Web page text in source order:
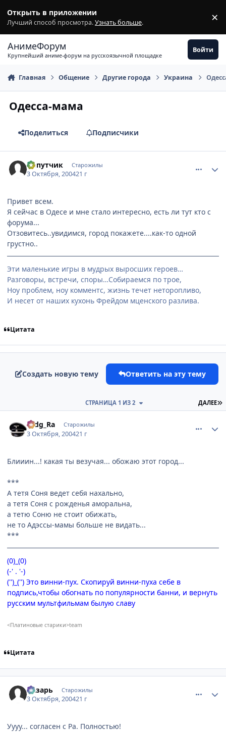
Открыть в приложении
Лучший способ просмотра.Узнать больше. ×
АнимеФорум
Крупнейший аниме-форум на русскоязычной площадке
Войти
Главная Общение Другие города Украина
Одесса-мама
Поделиться Подписчики
Попутчик Старожилы
3 Октября, 200421 г
Привет всем.
Я сейчас в Одесе и мне стало интересно, есть ли тут кто с
форума...
Отзовитесь..увидимся, город покажете....как-то одной
грустно..
Эти маленькие игры в мудрых выросших героев…
Разговоры, встречи, споры…Собираемся по трое,
Ноу проблем, ноу комментс, жизнь течет неторопливо,
И несет от наших кухонь Фрейдом мценского разлива.
Цитата
Создать новую тему Ответить на эту тему
ДАЛЕЕ
СТРАНИЦА 1 ИЗ 2
Hidg_Ra Старожилы
3 Октября, 200421 г
Блииин...! какая ты везучая... обожаю этот город...
***
А тетя Соня ведет себя нахально,
а тетя Соня с рожденья аморальна,
а тетю Соню не стоит обижать,
не то Адэссы-мамы больше не видать...
***
(0)_(0)
(-' . '-)
('')_('') Это винни-пух. Скопируй винни-пуха себе в
подпись,чтобы обогнать по популярности банни, и вернуть
русским мультфильмам былую славу
<Платиновые старики>team
Цитата
Лазарь Старожилы
3 Октября, 200421 г
Уууу... согласен с Ра. Полностью!